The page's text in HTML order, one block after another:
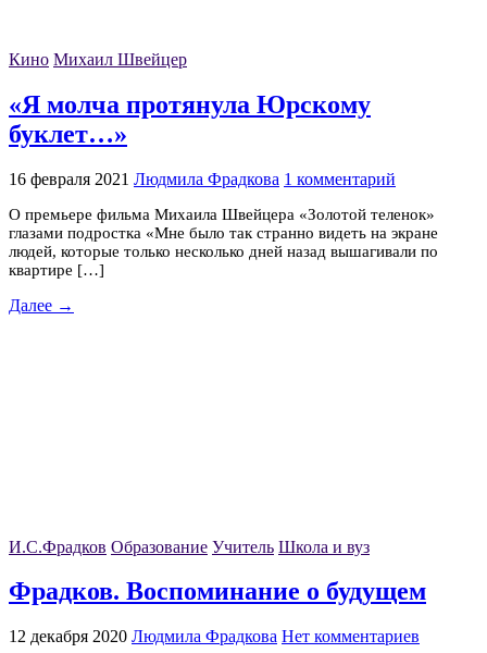
Кино Михаил Швейцер
«Я молча протянула Юрскому
буклет…»
16 февраля 2021 Людмила Фрадкова 1 комментарий
О премьере фильма Михаила Швейцера «Золотой теленок»
глазами подростка «Мне было так странно видеть на экране
людей, которые только несколько дней назад вышагивали по
квартире […]
Далее →
И.С.Фрадков Образование Учитель Школа и вуз
Фрадков. Воспоминание о будущем
12 декабря 2020 Людмила Фрадкова Нет комментариев